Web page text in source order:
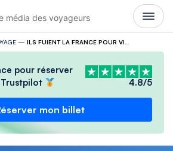
média des voyageurs
—
pour réserver
Trustpilot
4.8/5
mon billet